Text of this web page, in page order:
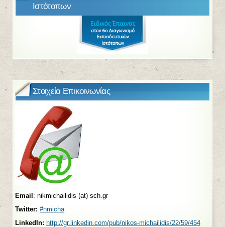
Ιστότοπων
Στοιχεία Επικοινωνίας
Email : nikmichailidis (at) sch.gr
Twitter: #nmicha
LinkedIn: http://gr.linkedin.com/pub/nikos-michailidis/22/59/454